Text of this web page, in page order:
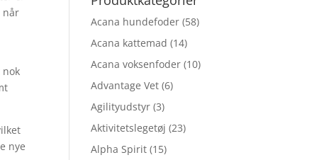
når
nye
Acana hundefoder (58)
Acana kattemad (14)
Acana voksenfoder (10)
Advantage Vet (6)
Agilityudstyr (3)
Aktivitetslegetøj (23)
Alpha Spirit (15)